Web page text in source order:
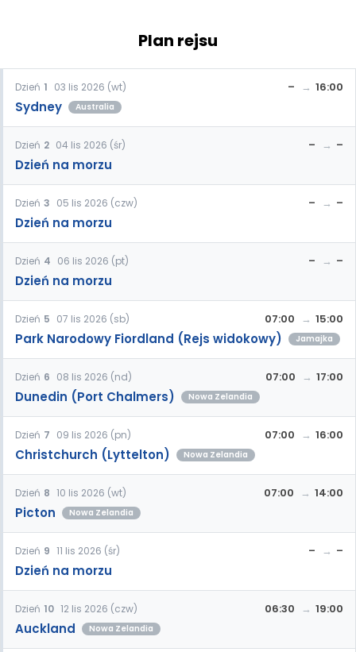
Plan rejsu
Dzień 1 03 lis 2026 (wt)
Sydney Australia
– 16:00
Dzień 2 04 lis 2026 (śr)
Dzień na morzu
– –
Dzień 3 05 lis 2026 (czw)
Dzień na morzu
– –
Dzień 4 06 lis 2026 (pt)
Dzień na morzu
– –
Dzień 5 07 lis 2026 (sb)
Park Narodowy Fiordland (Rejs widokowy) Jamajka
07:00 15:00
Dzień 6 08 lis 2026 (nd)
Dunedin (Port Chalmers) Nowa Zelandia
07:00 17:00
Dzień 7 09 lis 2026 (pn)
Christchurch (Lyttelton) Nowa Zelandia
07:00 16:00
Dzień 8 10 lis 2026 (wt)
Picton Nowa Zelandia
07:00 14:00
Dzień 9 11 lis 2026 (śr)
Dzień na morzu
– –
Dzień 10 12 lis 2026 (czw)
Auckland Nowa Zelandia
06:30 19:00